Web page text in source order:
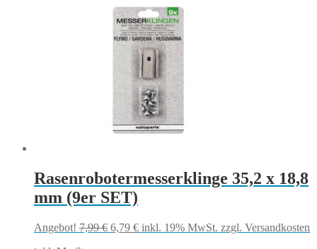
Rasenrobotermesserklinge 35,2 x 18,8
mm (9er SET)
Angebot! 7,99€ Ursprünglicher
6,79 €Aktueller
inkl. 19% MwSt. zzgl. Versandkosten